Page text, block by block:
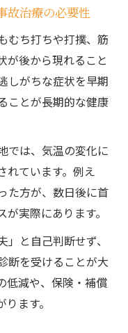
故治療の必要性
むち打ちや打撲、筋
が後から現れること
しがちな症状を早期
ことが長期的な健康
では、気温の変化に
れています。例え
た方が、数日後に首
実際にあります。
と自己判断せず、
断を受けることが大
低減や、保険・補償
ます。